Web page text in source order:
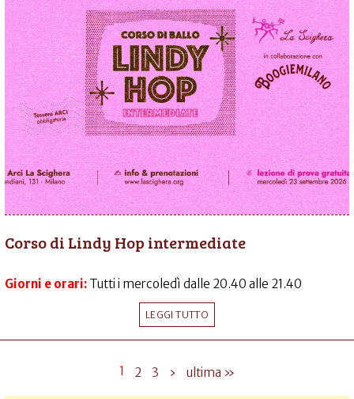
Corso di Lindy Hop intermediate
Giorni e orari: Tutti i mercoledì dalle 20.40 alle 21.40
LEGGI TUTTO
1 2 3 › ultima »